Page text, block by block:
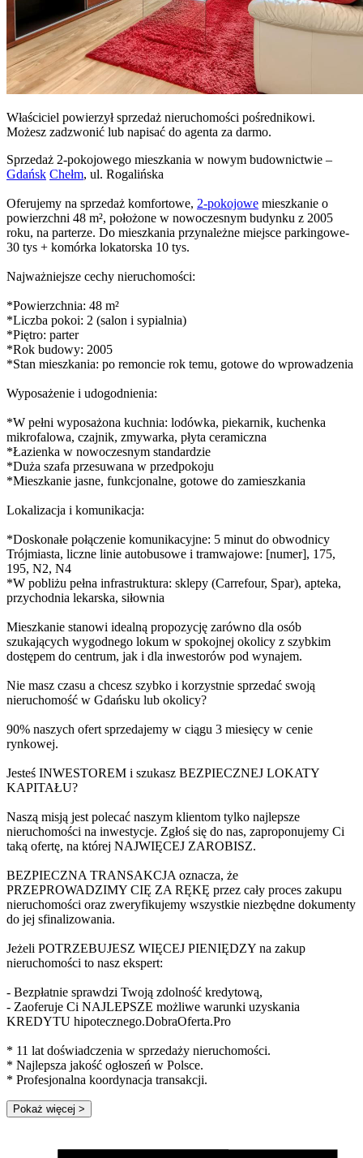
Właściciel powierzył sprzedaż nieruchomości pośrednikowi.
Możesz zadzwonić lub napisać do agenta za darmo.
Sprzedaż 2-pokojowego mieszkania w nowym budownictwie –
Gdańsk Chełm, ul. Rogalińska
Oferujemy na sprzedaż komfortowe, 2-pokojowe mieszkanie o
powierzchni 48 m², położone w nowoczesnym budynku z 2005
roku, na parterze. Do mieszkania przynależne miejsce parkingowe-
30 tys + komórka lokatorska 10 tys.
Najważniejsze cechy nieruchomości:
*Powierzchnia: 48 m²
*Liczba pokoi: 2 (salon i sypialnia)
*Piętro: parter
*Rok budowy: 2005
*Stan mieszkania: po remoncie rok temu, gotowe do wprowadzenia
Wyposażenie i udogodnienia:
*W pełni wyposażona kuchnia: lodówka, piekarnik, kuchenka
mikrofalowa, czajnik, zmywarka, płyta ceramiczna
*Łazienka w nowoczesnym standardzie
*Duża szafa przesuwana w przedpokoju
*Mieszkanie jasne, funkcjonalne, gotowe do zamieszkania
Lokalizacja i komunikacja:
*Doskonałe połączenie komunikacyjne: 5 minut do obwodnicy
Trójmiasta, liczne linie autobusowe i tramwajowe: [numer], 175,
195, N2, N4
*W pobliżu pełna infrastruktura: sklepy (Carrefour, Spar), apteka,
przychodnia lekarska, siłownia
Mieszkanie stanowi idealną propozycję zarówno dla osób
szukających wygodnego lokum w spokojnej okolicy z szybkim
dostępem do centrum, jak i dla inwestorów pod wynajem.
Nie masz czasu a chcesz szybko i korzystnie sprzedać swoją
nieruchomość w Gdańsku lub okolicy?
90% naszych ofert sprzedajemy w ciągu 3 miesięcy w cenie
rynkowej.
Jesteś INWESTOREM i szukasz BEZPIECZNEJ LOKATY
KAPITAŁU?
Naszą misją jest polecać naszym klientom tylko najlepsze
nieruchomości na inwestycje. Zgłoś się do nas, zaproponujemy Ci
taką ofertę, na której NAJWIĘCEJ ZAROBISZ.
BEZPIECZNA TRANSAKCJA oznacza, że
PRZEPROWADZIMY CIĘ ZA RĘKĘ przez cały proces zakupu
nieruchomości oraz zweryfikujemy wszystkie niezbędne dokumenty
do jej sfinalizowania.
Jeżeli POTRZEBUJESZ WIĘCEJ PIENIĘDZY na zakup
nieruchomości to nasz ekspert:
- Bezpłatnie sprawdzi Twoją zdolność kredytową,
- Zaoferuje Ci NAJLEPSZE możliwe warunki uzyskania
KREDYTU hipotecznego.DobraOferta.Pro
* 11 lat doświadczenia w sprzedaży nieruchomości.
* Najlepsza jakość ogłoszeń w Polsce.
* Profesjonalna koordynacja transakcji.
Pokaż więcej >